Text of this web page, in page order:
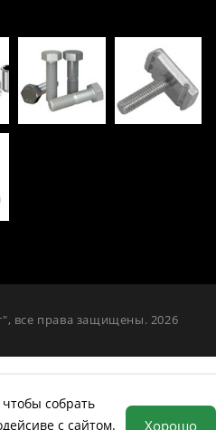
все права защищены. 2026
собрать
с сайтом.
Хорошо